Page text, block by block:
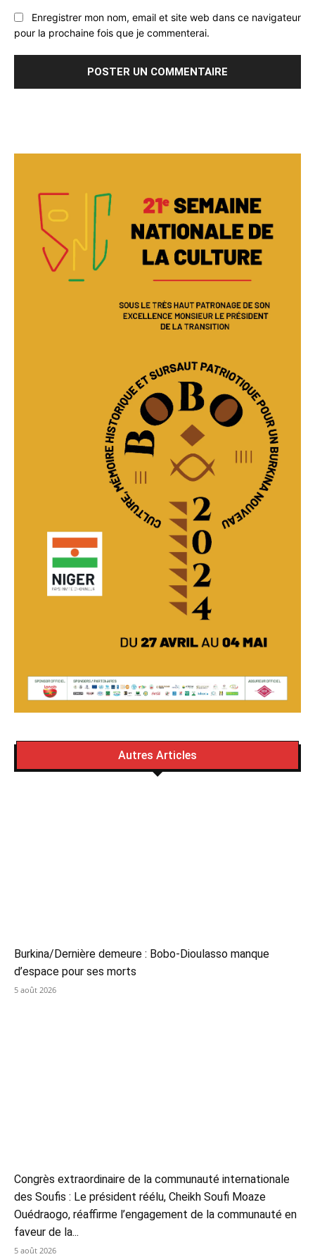
Enregistrer mon nom, email et site web dans ce navigateur
pour la prochaine fois que je commenterai.
Autres Articles
Burkina/Dernière demeure : Bobo-Dioulasso manque
d’espace pour ses morts
5 août 2026
Congrès extraordinaire de la communauté internationale
des Soufis : Le président réélu, Cheikh Soufi Moaze
Ouédraogo, réaffirme l’engagement de la communauté en
faveur de la...
5 août 2026